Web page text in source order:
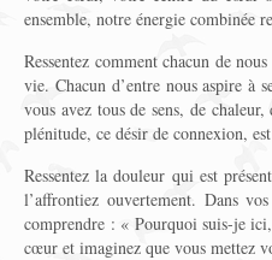
ensemble, notre énergie combinée
Ressentez comment chacun de
vie. Chacun d’entre nous aspire à
vous avez tous de sens, de
plénitude, ce désir de connexion,
Ressentez la douleur qui est
l’affrontiez ouvertement. Dans
comprendre : « Pourquoi suis-je
cœur et imaginez que vous mettez